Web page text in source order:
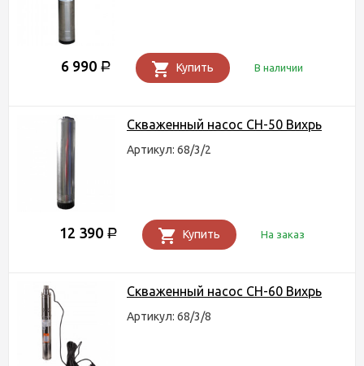
6 990 Р Купить В наличии
Скваженный насос СН-50 Вихрь
Артикул: 68/3/2
12 390 Р Купить На заказ
Скваженный насос СН-60 Вихрь
Артикул: 68/3/8